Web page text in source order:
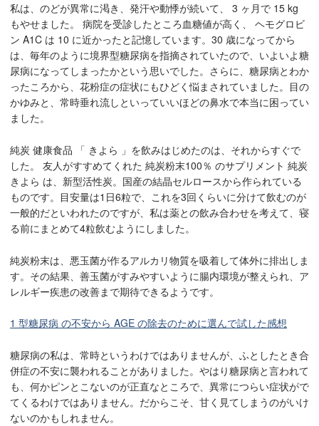
私は、のどが異常に渇き、発汗や動悸が続いて、 3 ヶ月で 15 kg
もやせました。 病院を受診したところ血糖値が高く、 ヘモグロビ
ン A1C は 10 に近かったと記憶しています。30 歳になってから
は、毎年のように境界型糖尿病を指摘されていたので、いよいよ糖
尿病になってしまったかという思いでした。さらに、糖尿病とわか
ったころから、花粉症の症状にもひどく悩まされていました。目の
かゆみと、常時垂れ流しといっていいほどの鼻水で本当に困ってい
ました。
純炭 健康食品 「 きよら 」を飲みはじめたのは、それからすぐで
した。 友人がすすめてくれた 純炭粉末100％ のサプリメント 純炭
きよら は、新型活性炭。国産の結晶セルロースから作られている
ものです。目安量は1日6粒で、これを3回くらいに分けて飲むのが
一般的だといわれたのですが、私は薬との飲み合わせを考えて、寝
る前にまとめて4粒飲むようにしました。
純炭粉末は、悪玉菌が作るアルカリ物質を吸着して体外に排出しま
す。その結果、善玉菌がすみやすいように腸内環境が整えられ、ア
レルギー疾患の改善まで期待できるようです。
1 型糖尿病 の不安から AGE の除去のために選んで試した感想
糖尿病の私は、常時というわけではありませんが、ふとしたとき合
併症の不安に襲われることがありました。やはり糖尿病と言われて
も、何かピンとこないのが正直なところで、異常につらい症状がで
てくるわけではありません。だからこそ、甘く見てしまうのがいけ
ないのかもしれません。